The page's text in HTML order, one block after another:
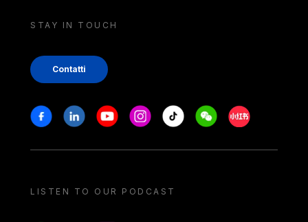
STAY IN TOUCH
Contatti
Stay in touch
FacebookLinkedinYoutubeInstagram
Tiktok WeechatXiaohongshu/
LISTEN TO OUR PODCAST